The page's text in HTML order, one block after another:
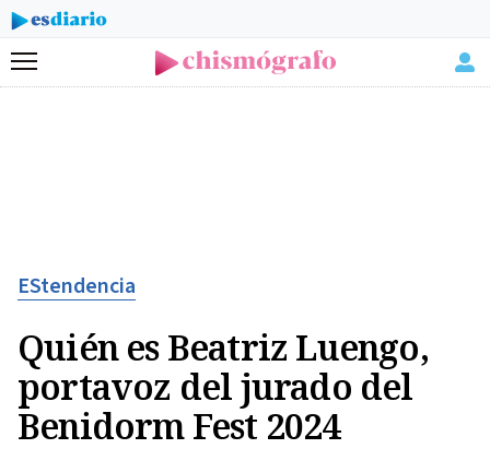
Menú
EStendencia
Quién es Beatriz Luengo,
portavoz del jurado del
Benidorm Fest 2024